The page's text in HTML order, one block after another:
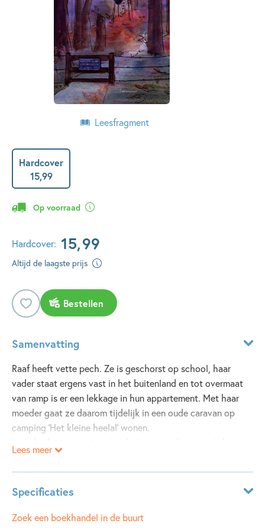
Leesfragment
Hardcover
15,99
Op voorraad
Hardcover: 15,99
Altijd de laagste prijs
Bestellen
Samenvatting
Raaf heeft vette pech. Ze is geschorst op school, haar
vader staat ergens vast in het buitenland en tot overmaat
van ramp is er een lekkage in hun appartement. Met haar
moeder gaat ze daarom tijdelijk in een oude caravan op
camping ‘Het kleine heelal’ wonen.
moeder gewoon moet werken en haar beste vriendin
Miracle op school zit, zonder haar. Toch heeft Raaf geen
kans om zich te vervelen. Want wat doet Nicolaas, de zoon
van de campingbaas, in het mysterieuze bos achter de
caravans? En waarom doet haar moeder zo geheimzinnig
Lees meer
Specificaties
ISBN: 9789047713005
Zoek een boekhandel in de buurt